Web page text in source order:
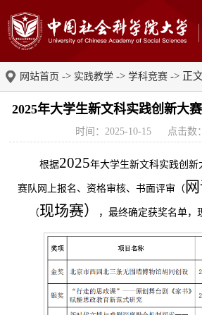
网站首页 -> 实践教学 -> 学科竞赛 -> 正
2025年大学生新文科实践创新大
时间：2025-10-15 点击数
根据2025年大学生新文科实践创
赛队网上报名、资格审核、书面评审（网
（现场赛） ，最终确定获奖名单，